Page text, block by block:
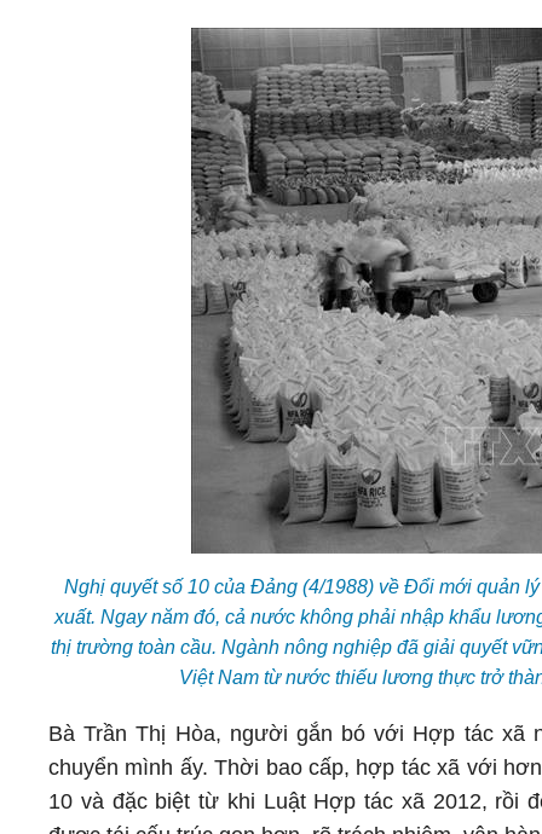
Nghị quyết số 10 của Đảng (4/1988) về Đổi mới quản
xuất. Ngay năm đó, cả nước không phải nhập khẩu
thị trường toàn cầu. Ngành nông nghiệp đã giải quyết
Việt Nam từ nước thiếu lương thực trở
Bà Trần Thị Hòa, người gắn bó với Hợp tác xã
chuyển mình ấy. Thời bao cấp, hợp tác xã với
10 và đặc biệt từ khi Luật Hợp tác xã 2012, rồi